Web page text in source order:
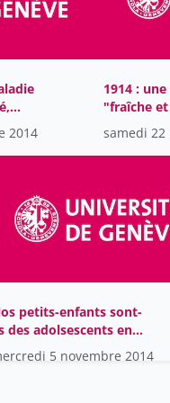
2014
1914 :
"fraîche
samedi 22
petits-enfants sont-
des adolsescents en
bonne santé ?5 novembre 2014